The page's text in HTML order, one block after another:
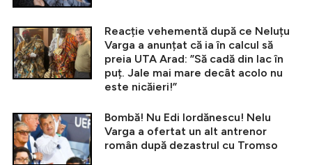
Reacție vehementă după ce Neluțu
Varga a anunțat că ia în calcul să
preia UTA Arad: ”Să cadă din lac în
puț. Jale mai mare decât acolo nu
este nicăieri!”
Bombă! Nu Edi Iordănescu! Nelu
Varga a ofertat un alt antrenor
român după dezastrul cu Tromso